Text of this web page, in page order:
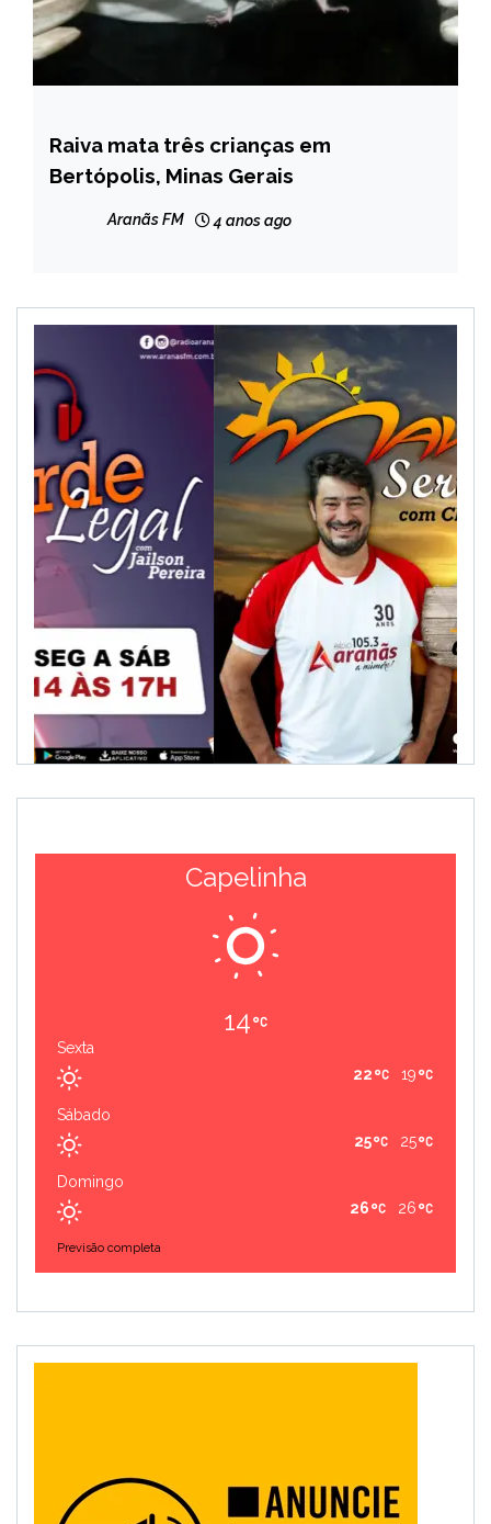
MINAS
GERAIS
NOTÍCIAS
Raiva mata três crianças em
Bertópolis, Minas Gerais
Aranãs FM 4 anos ago
Capelinha
14
Sexta
19
22
Sábado
25
25
Domingo
26
26
Previsão completa